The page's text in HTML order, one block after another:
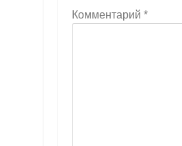
Комментарий *